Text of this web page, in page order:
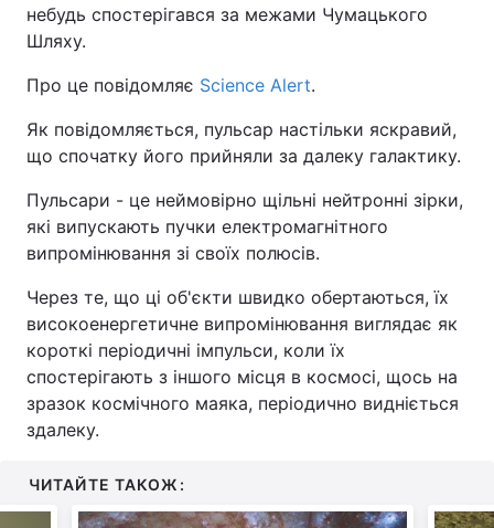
небудь спостерігався за межами Чумацького
Шляху.
Про це повідомляє Science Alert.
Як повідомляється, пульсар настільки яскравий,
що спочатку його прийняли за далеку галактику.
Пульсари - це неймовірно щільні нейтронні зірки,
які випускають пучки електромагнітного
випромінювання зі своїх полюсів.
Через те, що ці об'єкти швидко обертаються, їх
високоенергетичне випромінювання виглядає як
короткі періодичні імпульси, коли їх
спостерігають з іншого місця в космосі, щось на
зразок космічного маяка, періодично видніється
здалеку.
ЧИТАЙТЕ ТАКОЖ: